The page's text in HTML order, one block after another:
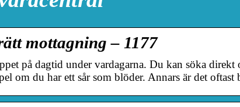
mottagning – 1177
på dagtid under vardagarna. Du kan söka direkt
om du har ett sår som blöder. Annars är det oftast